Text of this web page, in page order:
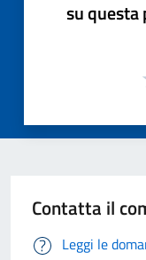
su questa
Contatta il
Leggi le